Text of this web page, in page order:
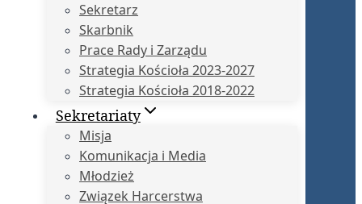
Sekretarz
Skarbnik
Prace Rady i Zarządu
Strategia Kościoła 2023-2027
Strategia Kościoła 2018-2022
Sekretariaty
Misja
Komunikacja i Media
Młodzież
Związek Harcerstwa